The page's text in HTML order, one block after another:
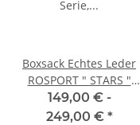
Boxsack Echtes Leder
ROSPORT " STARS "
Serie, Längen von 100cm
bis 180cm
149,00 € -
249,00 € *